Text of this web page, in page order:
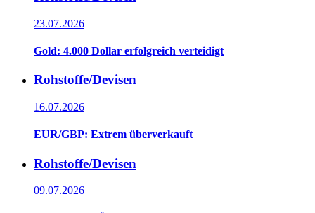
23.07.2026
Gold: 4.000 Dollar erfolgreich verteidigt
Rohstoffe/Devisen
16.07.2026
EUR/GBP: Extrem überverkauft
Rohstoffe/Devisen
09.07.2026